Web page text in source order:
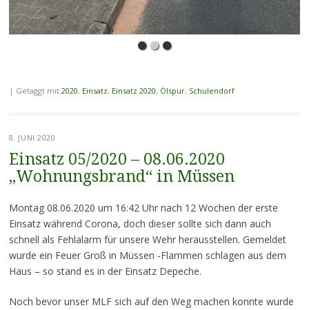
| Getaggt mit 2020, Einsatz, Einsatz 2020, Ölspur, Schulendorf
8. JUNI 2020
Einsatz 05/2020 – 08.06.2020
„Wohnungsbrand“ in Müssen
Montag 08.06.2020 um 16:42 Uhr nach 12 Wochen der erste
Einsatz während Corona, doch dieser sollte sich dann auch
schnell als Fehlalarm für unsere Wehr herausstellen. Gemeldet
wurde ein Feuer Groß in Müssen -Flammen schlagen aus dem
Haus – so stand es in der Einsatz Depeche.
Noch bevor unser MLF sich auf den Weg machen konnte wurde